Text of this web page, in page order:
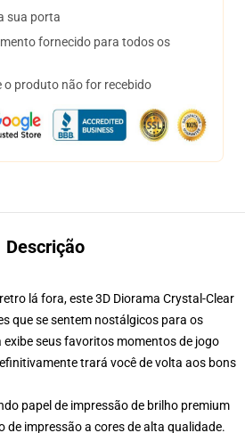
sua porta
fornecido para todos os
o produto não for recebido
Descrição
lá fora, este 3D Diorama Crystal-Clear
que se sentem nostálgicos para os
seus favoritos momentos de jogo
trará você de volta aos bons
papel de impressão de brilho premium
de impressão a cores de alta qualidade.